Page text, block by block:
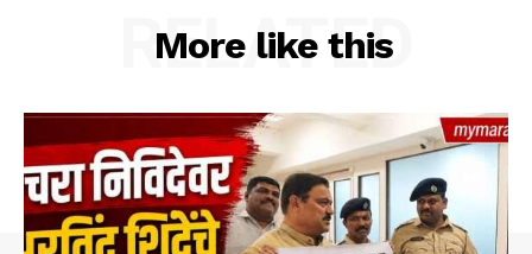
More like this
RELATED